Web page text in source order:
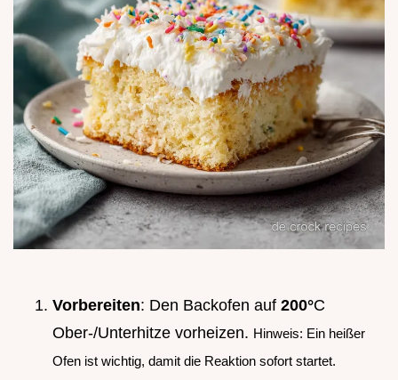
Vorbereiten: Den Backofen auf 200°C
Ober-/Unterhitze vorheizen. Hinweis: Ein heißer
Ofen ist wichtig, damit die Reaktion sofort startet.